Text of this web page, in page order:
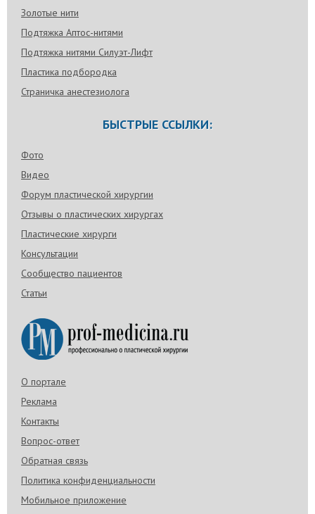
Золотые нити
Подтяжка Аптос-нитями
Подтяжка нитями Силуэт-Лифт
Пластика подбородка
Страничка анестезиолога
БЫСТРЫЕ ССЫЛКИ:
Фото
Видео
Форум пластической хирургии
Отзывы о пластических хирургах
Пластические хирурги
Консультации
Сообщество пациентов
Статьи
О портале
Реклама
Контакты
Вопрос-ответ
Обратная связь
Политика конфиденциальности
Мобильное приложение